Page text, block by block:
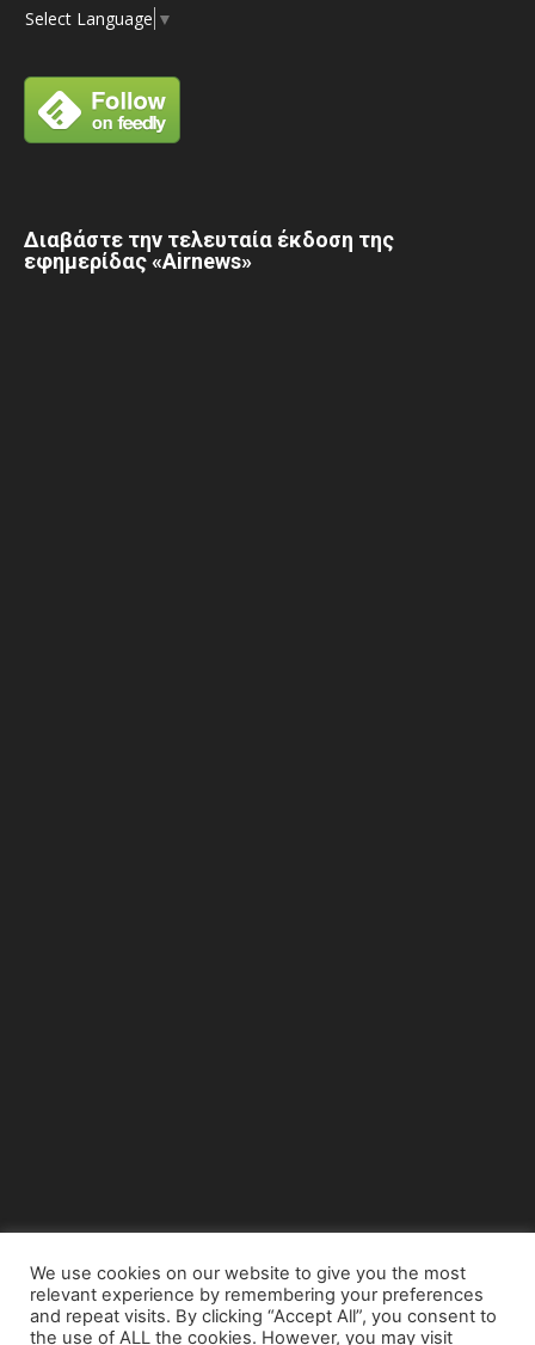
Select Language ▼
Διαβάστε την τελευταία έκδοση της
εφημερίδας «Airnews»
© Copyright 2015 - www.airnews.gr
We use cookies on our website to give you the most
relevant experience by remembering your preferences
and repeat visits. By clicking “Accept All”, you consent to
the use of ALL the cookies. However, you may visit